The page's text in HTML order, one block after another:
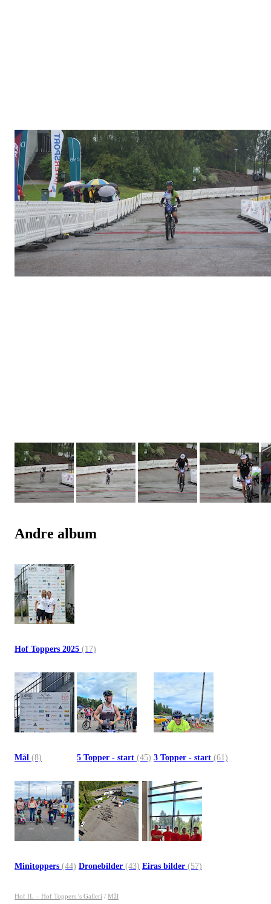
Andre album
Hof Toppers 2025 (17)
Mål (8) 5 Topper - start (45) 3 Topper - start (61)
Minitoppers (44) Dronebilder (43) Eiras bilder (57)
Hof IL – Hof Toppers 's Galleri / Mål